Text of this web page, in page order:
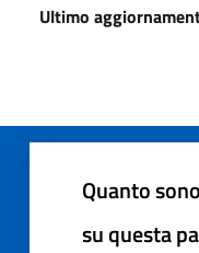
Ultimo
Quanto
su questa